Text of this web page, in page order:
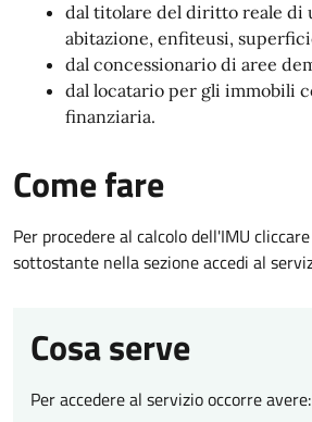
dal titolare del diritto reale di
abitazione, enfiteusi,
dal concessionario di aree
dal locatario per gli immobili
finanziaria.
Come fare
Per procedere al calcolo dell'IMU
sottostante nella sezione accedi al
Cosa serve
Per accedere al servizio occorre avere: